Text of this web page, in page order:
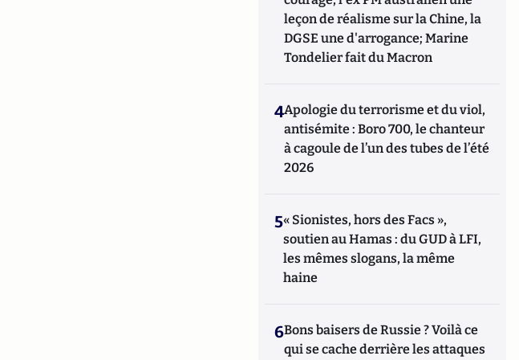
leçon de réalisme sur la Chine, la
DGSE une d'arrogance; Marine
Tondelier fait du Macron
4Apologie du terrorisme et du viol,
antisémite : Boro 700, le chanteur
à cagoule de l’un des tubes de l’été
2026
5« Sionistes, hors des Facs »,
soutien au Hamas : du GUD à LFI,
les mêmes slogans, la même
haine
6Bons baisers de Russie ? Voilà ce
qui se cache derrière les attaques